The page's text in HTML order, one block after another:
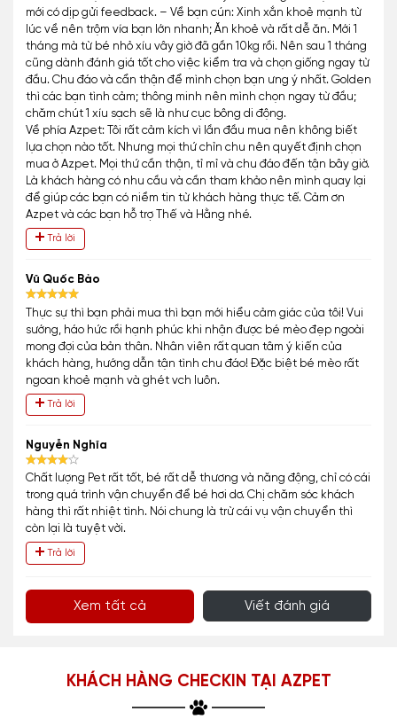
mới có dịp gửi feedback. – Về bạn cún: Xinh xắn khoẻ mạnh từ
lúc về nên trộm vía bạn lớn nhanh; Ăn khoẻ và rất dễ ăn. Mới 1
tháng mà từ bé nhỏ xíu vây giờ đã gần 10kg rồi. Nên sau 1 tháng
cũng dành đánh giá tốt cho việc kiểm tra và chọn giống ngay từ
đầu. Chu đáo và cẩn thận để mình chọn bạn ưng ý nhất. Golden
thì các bạn tình cảm; thông minh nên mình chọn ngay từ đầu;
chăm chút 1 xíu sạch sẽ là như cục bông di động.
Về phía Azpet: Tôi rất cảm kích vì lần đầu mua nên không biết
lựa chọn nào tốt. Nhưng mọi thứ chỉn chu nên quyết định chọn
mua ở Azpet. Mọi thứ cần thận, tỉ mỉ và chu đáo đến tận bây giờ.
Là khách hàng có nhu cầu và cần tham khảo nên mình quay lại
để giúp các bạn có niềm tin từ khách hàng thực tế. Cảm ơn
Azpet và các bạn hỗ trợ Thế và Hằng nhé.
Trả lời
Vũ Quốc Bảo
Thực sự thì bạn phải mua thì bạn mới hiểu cảm giác của tôi! Vui
sướng, háo hức rồi hạnh phúc khi nhận được bé mèo đẹp ngoài
mong đợi của bản thân. Nhân viên rất quan tâm ý kiến của
khách hàng, hướng dẫn tận tình chu đáo! Đặc biệt bé mèo rất
ngoan khoẻ mạnh và ghét vch luôn.
Trả lời
Nguyễn Nghĩa
Chất lượng Pet rất tốt, bé rất dễ thương và năng động, chỉ có cái
trong quá trình vận chuyển để bé hơi dơ. Chị chăm sóc khách
hàng thì rất nhiệt tình. Nói chung là trừ cái vụ vận chuyển thì
còn lại là tuyệt vời.
Trả lời
Xem tất cả Viết đánh giá
KHÁCH HÀNG CHECKIN TẠI AZPET